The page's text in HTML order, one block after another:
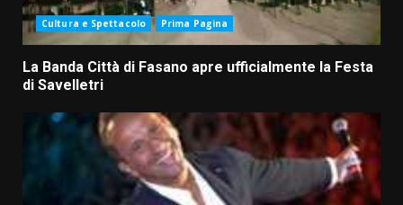
Cultura e Spettacolo Prima Pagina
La Banda Città di Fasano apre ufficialmente la Festa
di Savelletri